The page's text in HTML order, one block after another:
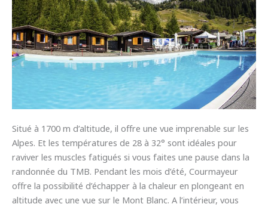
Situé à 1700 m d’altitude, il offre une vue imprenable sur les
Alpes. Et les températures de 28 à 32° sont idéales pour
raviver les muscles fatigués si vous faites une pause dans la
randonnée du TMB. Pendant les mois d’été, Courmayeur
offre la possibilité d’échapper à la chaleur en plongeant en
altitude avec une vue sur le Mont Blanc. A l’intérieur, vous